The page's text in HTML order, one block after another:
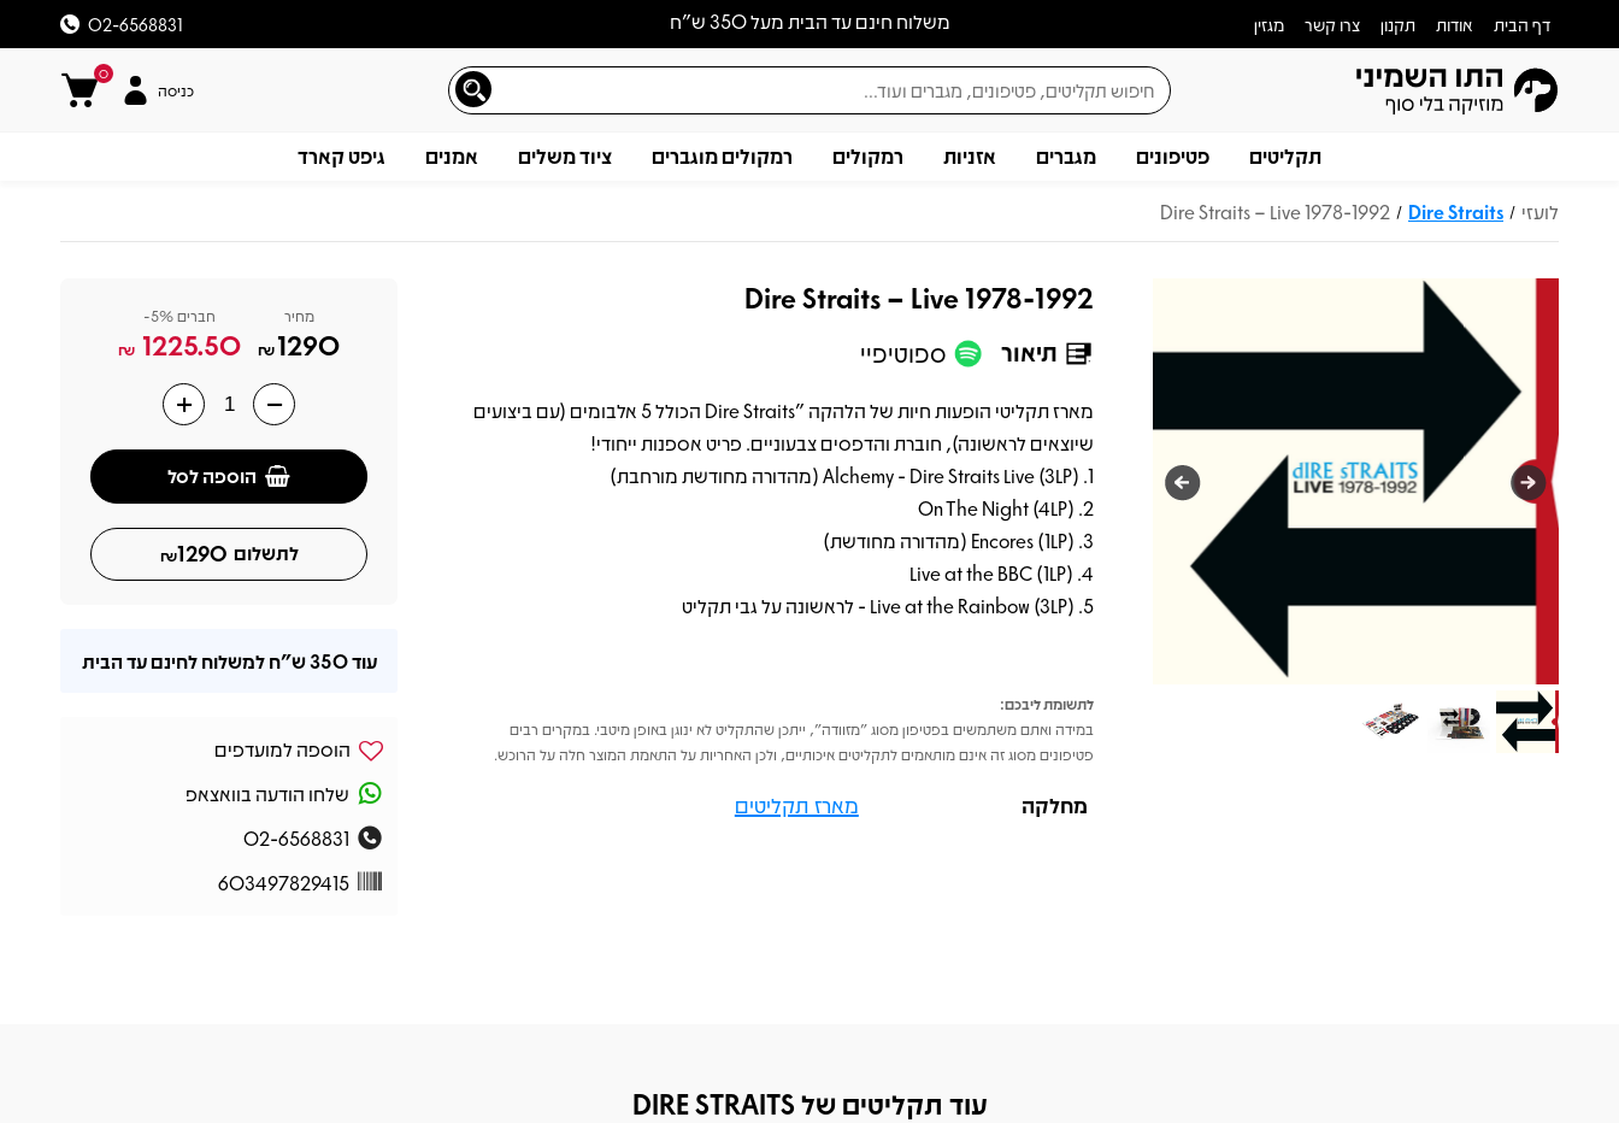
משלוח חינם עד הבית מעל 350 ש״ח דף הבית אודות תקנון צרו קשר מגזין 02-6568831
0
כניסה
תקליטים פטיפונים מגברים אזניות רמקולים רמקולים מוגברים ציוד משלים אמנים גיפט קארד
לועזי /
Dire Straits
/
Dire Straits – Live 1978-1992
Dire Straits – Live 1978-1992
תיאור ספוטיפיי
תיאור
מארז תקליטי הופעות חיות של הלהקה "Dire Straits הכולל 5 אלבומים (עם ביצועים
שיוצאים לראשונה), חוברת והדפסים צבעוניים. פריט אספנות ייחודי!
1. Alchemy - Dire Straits Live (3LP) (מהדורה מחודשת מורחבת)
2. On The Night (4LP)
3. Encores (1LP) (מהדורה מחודשת)
4. Live at the BBC (1LP)
5. Live at the Rainbow (3LP) - לראשונה על גבי תקליט
לתשומת ליבכם:
במידה ואתם משתמשים בפטיפון מסוג "מזוודה", ייתכן שהתקליט לא ינוגן באופן מיטבי. במקרים רבים
פטיפונים מסוג זה אינם מותאמים לתקליטים איכותיים, ולכן האחריות על התאמת המוצר חלה על הרוכש.
מחלקה מארז תקליטים
מחיר
1290
₪
חברים 5%-
1225.50
₪
הוספה לסל
לתשלום 1290
₪
עוד350 ש"ח למשלוח לחינם עד הבית
הוספה למועדפים
שלחו הודעה בוואצאפ
02-6568831
603497829415
עוד תקליטים של DIRE STRAITS